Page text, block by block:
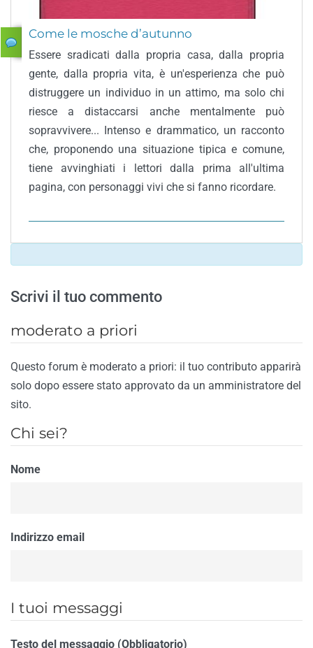
Come le mosche d’autunno
Essere sradicati dalla propria casa, dalla propria
gente, dalla propria vita, è un'esperienza che può
distruggere un individuo in un attimo, ma solo chi
riesce a distaccarsi anche mentalmente può
sopravvivere... Intenso e drammatico, un racconto
che, proponendo una situazione tipica e comune,
tiene avvinghiati i lettori dalla prima all'ultima
pagina, con personaggi vivi che si fanno ricordare.
Scrivi il tuo commento
moderato a priori
Questo forum è moderato a priori: il tuo contributo apparirà
solo dopo essere stato approvato da un amministratore del
sito.
Chi sei?
Nome
Indirizzo email
I tuoi messaggi
Testo del messaggio (Obbligatorio)